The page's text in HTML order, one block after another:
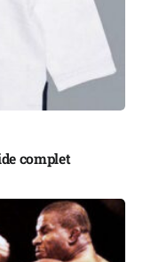
complet